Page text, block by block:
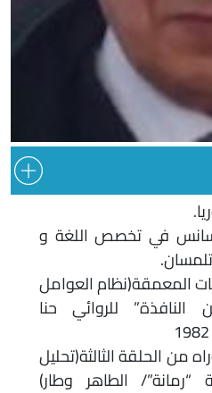
في تخصص اللغة و
المعمقة(نظام العوامل
للروائي حنا
من الحلقة الثالثة(تحليل
الطاهر وطار)